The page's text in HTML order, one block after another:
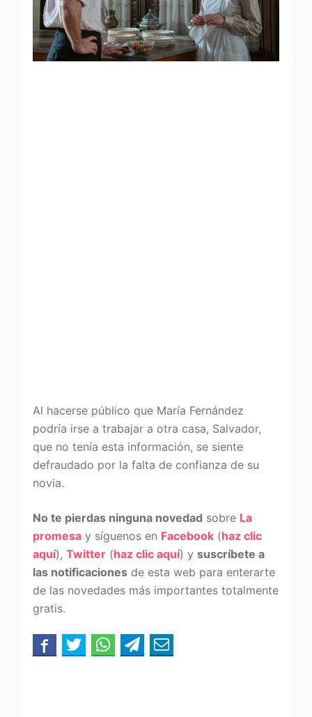
Al hacerse público que María Fernández
podría irse a trabajar a otra casa, Salvador,
que no tenía esta información, se siente
defraudado por la falta de confianza de su
novia.
No te pierdas ninguna novedad sobre La
promesay síguenos en Facebook(haz clic
aquí), Twitter(haz clic aquí) y suscríbete a
las notificacionesde esta web para enterarte
de las novedades más importantes totalmente
gratis.